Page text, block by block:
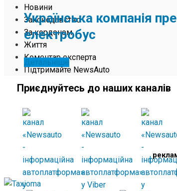
Новини
Законодавство
За кордоном
Життя
Коментар експерта
Підтримайте NewsAuto
Українська компанія
електробус
Детальніше
Приєднуйтесь до наших каналів